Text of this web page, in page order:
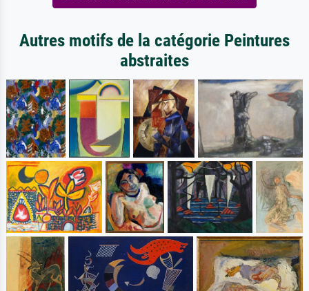
Autres motifs de la catégorie Peintures
abstraites